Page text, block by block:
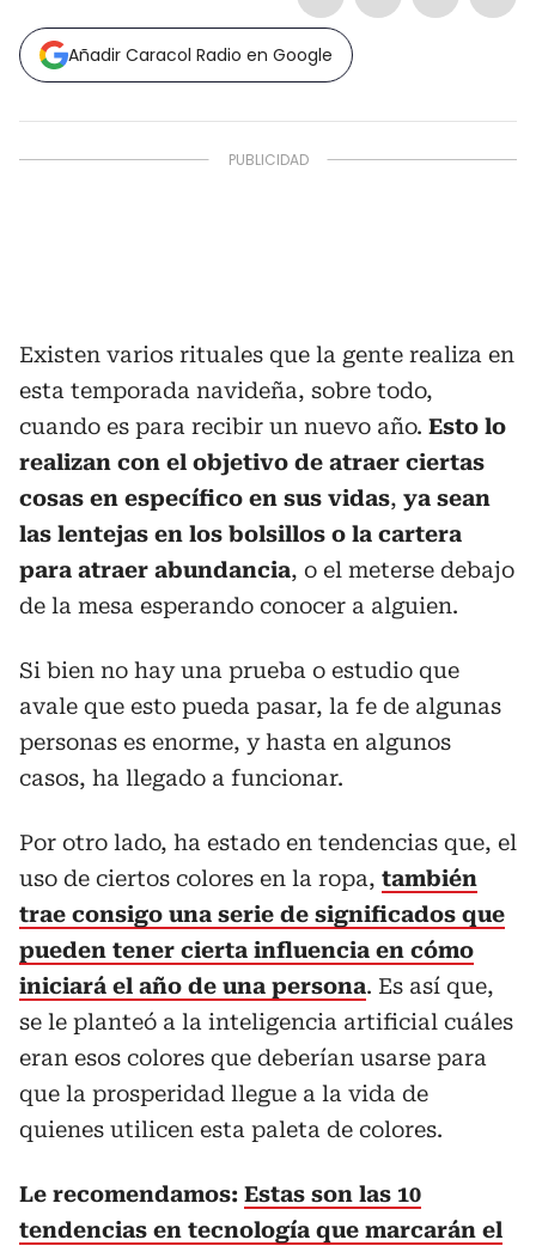
Añadir Caracol Radio en Google
Existen varios rituales que la gente realiza en
esta temporada navideña, sobre todo,
cuando es para recibir un nuevo año. Esto lo
realizan con el objetivo de atraer ciertas
cosas en específico en sus vidas, ya sean
las lentejas en los bolsillos o la cartera
para atraer abundancia, o el meterse debajo
de la mesa esperando conocer a alguien.
Si bien no hay una prueba o estudio que
avale que esto pueda pasar, la fe de algunas
personas es enorme, y hasta en algunos
casos, ha llegado a funcionar.
Por otro lado, ha estado en tendencias que, el
uso de ciertos colores en la ropa, también
trae consigo una serie de significados que
pueden tener cierta influencia en cómo
iniciará el año de una persona. Es así que,
se le planteó a la inteligencia artificial cuáles
eran esos colores que deberían usarse para
que la prosperidad llegue a la vida de
quienes utilicen esta paleta de colores.
Le recomendamos: Estas son las 10
tendencias en tecnología que marcarán el